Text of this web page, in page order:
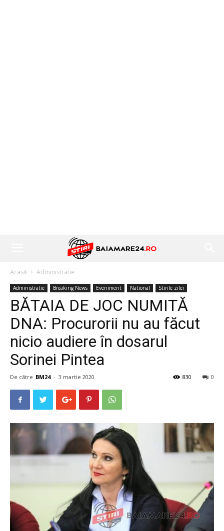
Acasă Administratie
Administratie Breaking News Eveniment National Stirile zilei
BĂTAIA DE JOC NUMITĂ
DNA: Procurorii nu au făcut
nicio audiere în dosarul
Sorinei Pintea
De către BM24 - 3 martie 2020 0
830